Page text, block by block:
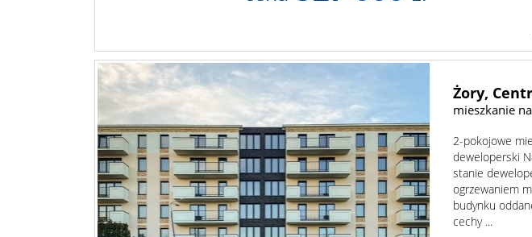
Żory,
mieszkanie
2-pokojowe
deweloperski
stanie
ogrzewaniem
budynku
cechy ...